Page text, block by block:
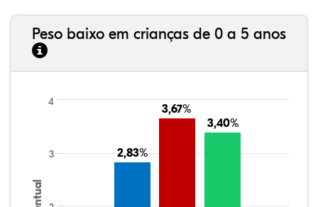
Peso baixo em crianças de 0 a 5 anos
2,83%
2,83%
3,67%
3,67%
3,40%
3,40%
3
4